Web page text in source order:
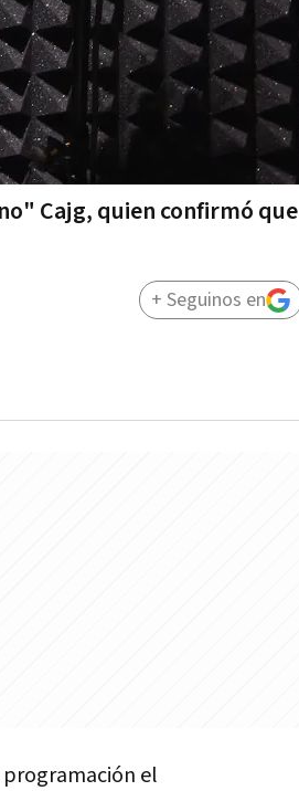
Cajg, quien confirmó que
+ Seguinos en
el